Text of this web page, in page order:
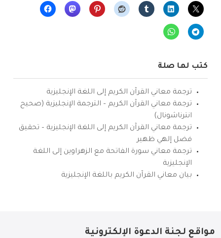
كتب لها صلة
ترجمة معاني القرآن الكريم إلى اللغة الإنجليزية
ترجمة معاني القرآن الكريم – الترجمة الإنجليزية (صحيح
انترناشونال)
ترجمة معاني القرآن الكريم إلى اللغة الإنجليزية – تحقيق
فضل إلهي ظهير
ترجمة معاني سورة الفاتحة مع الزهراوين إلى اللغة
الإنجليزية
بيان معاني القرآن الكريم باللغة الإنجليزية
مواقع لجنة الدعوة الإلكترونية